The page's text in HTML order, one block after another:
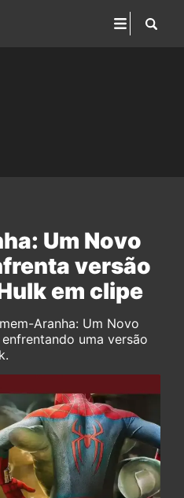
Um Novo
versão
em clipe
Aranha: Um Novo
uma versão